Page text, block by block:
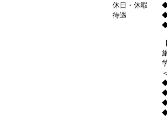
休日・休暇
◆
待遇
◆
◆
◆
◆
◆